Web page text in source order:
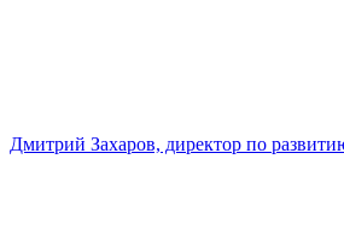
Дмитрий Захаров, директор по